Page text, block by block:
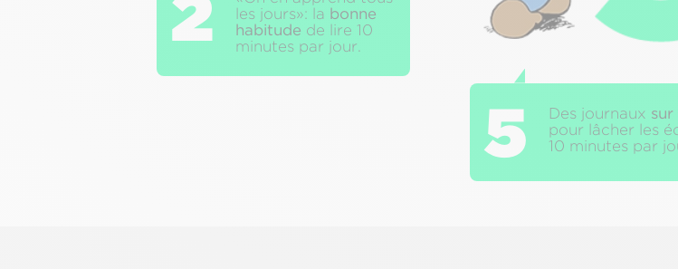
2
les jours»: la bonne
habitude de lire 10
minutes par jour.
5 Des journaux
pour lâcher les
10 minutes par